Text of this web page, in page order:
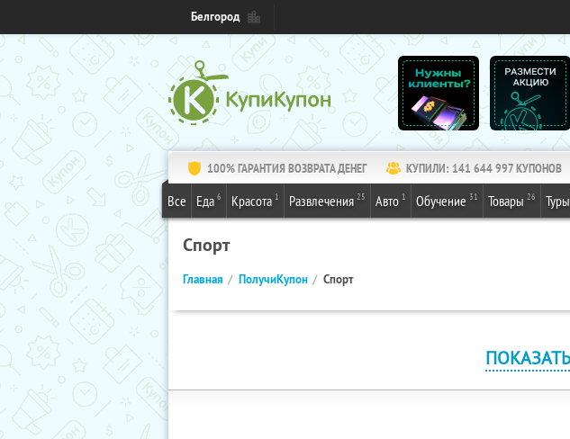
Белгород
100% ГАРАНТИЯ ВОЗВРАТА ДЕНЕГ КУПИЛИ: 141 644 997КУПОНОВ
Все Еда 6 Красота 1 Развлечения 25 Авто 1 Обучение 31 Товары 26 Туры
Спорт
Главная ПолучиКупон Спорт